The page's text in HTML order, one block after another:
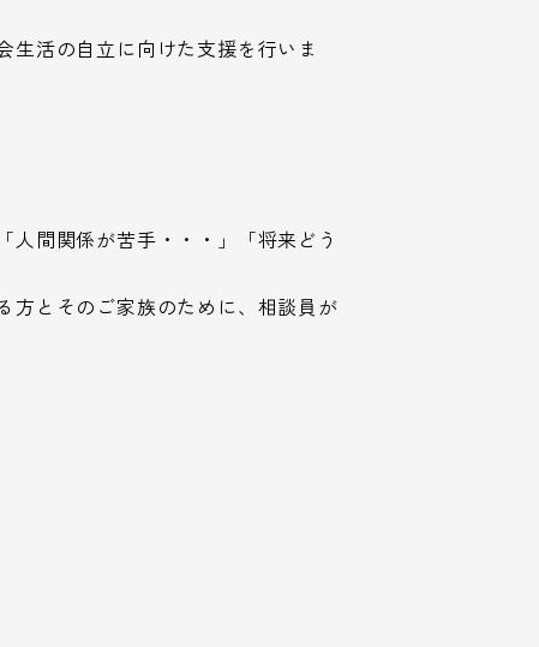
生活の自立に向けた支援を行いま
人間関係が苦手・・・」「将来どう
方とそのご家族のために、相談員が